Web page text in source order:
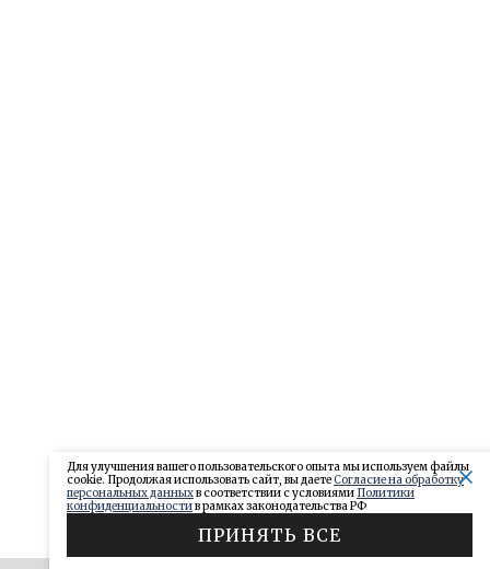
Для улучшения вашего пользовательского опыта мы используем файлы
cookie. Продолжая использовать сайт, вы даетеСогласие на обработку
персональных данныхв соответствии с условиями Политики
конфиденциальностив рамках законодательства РФ
ПРИНЯТЬ ВСЕ